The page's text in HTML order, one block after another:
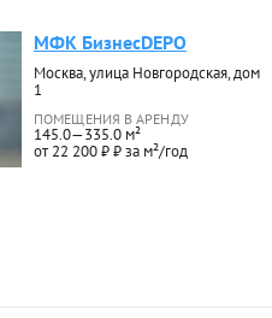
МФК БизнесDEPO
Москва, улица Новгородская, дом
1
ПОМЕЩЕНИЯ В АРЕНДУ
145.0—335.0 м²
от 22 200 ₽ ₽ за м²/год